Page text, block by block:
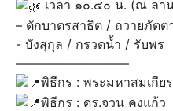
เวลา ๑๐.๔๐ น. (ณ ลา
– ตักบาตรสาธิต / ถวายภัตต
​- บังสุกุล / กรวดน้ำ / รับพร
—————————
พิธีกร : พระมหาสมเกีย
พิธีกร : ดร.จวน คงแก้ว